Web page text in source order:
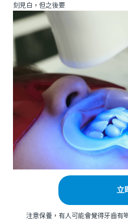
刻見白，但之後要
立
注意保養，有人可能會覺得牙齒有